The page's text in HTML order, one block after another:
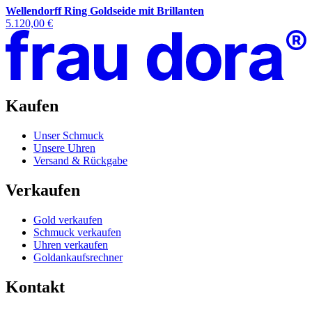
Wellendorff Ring Goldseide mit Brillanten
5.120,00 €
Kaufen
Unser Schmuck
Unsere Uhren
Versand & Rückgabe
Verkaufen
Gold verkaufen
Schmuck verkaufen
Uhren verkaufen
Goldankaufsrechner
Kontakt